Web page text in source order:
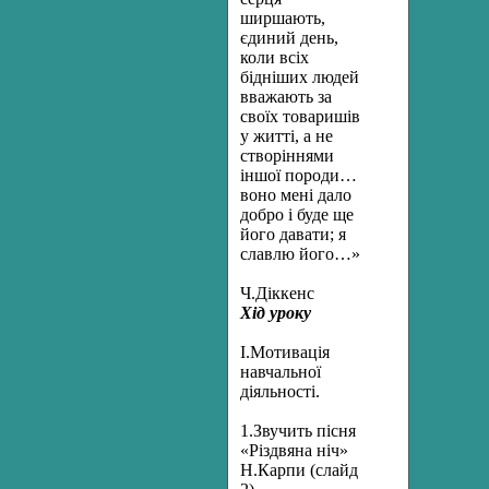
ширшають,
єдиний день,
коли всіх
бідніших людей
вважають за
своїх товаришів
у житті, а не
створіннями
іншої породи…
воно мені дало
добро і буде ще
його давати; я
славлю його…»
Ч.Діккенс
Хід уроку
І.Мотивація
навчальної
діяльності.
1.Звучить пісня
«Різдвяна ніч»
Н.Карпи (слайд